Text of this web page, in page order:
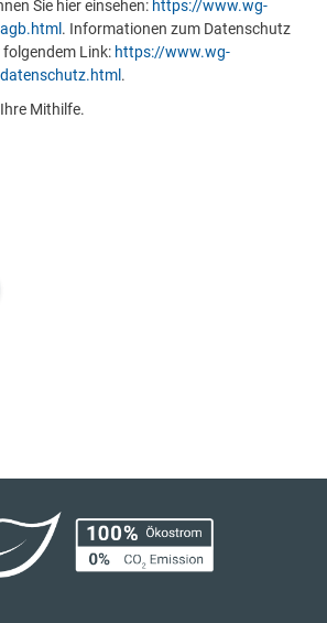
Sie hier einsehen: https://www.wg-
. Informationen zum Datenschutz
Link: https://www.wg-
.
Mithilfe.